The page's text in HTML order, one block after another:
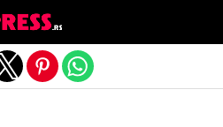
version